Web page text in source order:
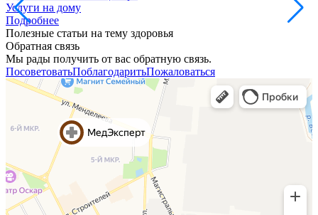
Услуги на дому
Подробнее
Полезные статьи на тему здоровья
Обратная связь
Мы рады получить от вас обратную связь.
ПосоветоватьПоблагодаритьПожаловаться